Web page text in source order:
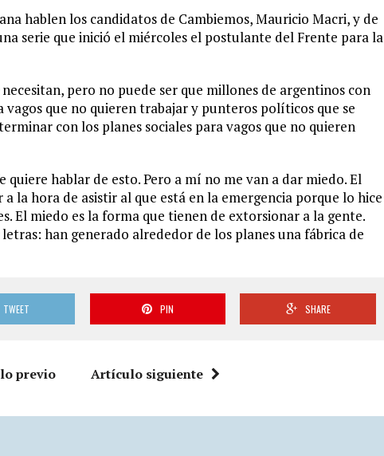
hablen los candidatos de Cambiemos, Mauricio Macri, y de
serie que inició el miércoles el postulante del Frente para la
pero no puede ser que millones de argentinos con
vagos que no quieren trabajar y punteros políticos que se
con los planes sociales para vagos que no quieren
quiere hablar de esto. Pero a mí no me van a dar miedo. El
la hora de asistir al que está en la emergencia porque lo hice
El miedo es la forma que tienen de extorsionar a la gente.
han generado alrededor de los planes una fábrica de
TWEET PIN SHARE
previo Artículo siguiente